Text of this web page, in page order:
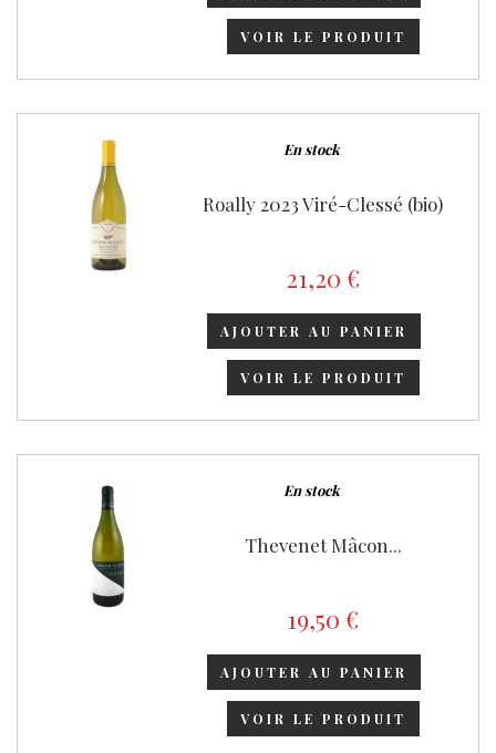
VOIR LE PRODUIT
En stock
Roally 2023 Viré-Clessé (bio)
21,20 €
AJOUTER AU PANIER
VOIR LE PRODUIT
En stock
Thevenet Mâcon...
19,50 €
AJOUTER AU PANIER
VOIR LE PRODUIT